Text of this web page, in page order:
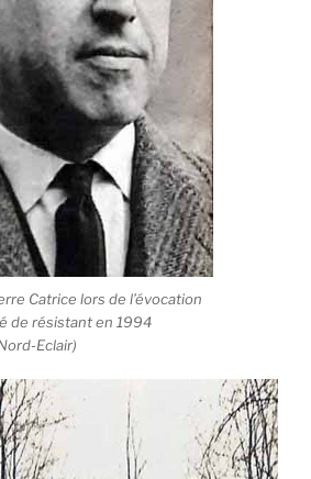
Catrice lors de l’évocation
de résistant en 1994
Eclair)